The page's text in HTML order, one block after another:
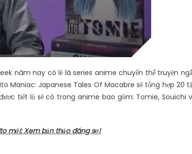
năm nay có lẽ là series anime chuyển thể truyện
Maniac: Japanese Tales Of Macabre sẽ tổng hợp 20
tiết lộ sẽ có trong anime bao gồm: Tomie, Souichi
mới: Xem bản thảo đáng sợ!